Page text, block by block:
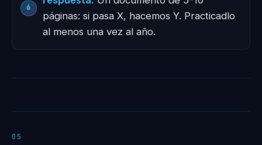
páginas: si pasa X, hacemos Y. Practicadlo
al menos una vez al año.
05